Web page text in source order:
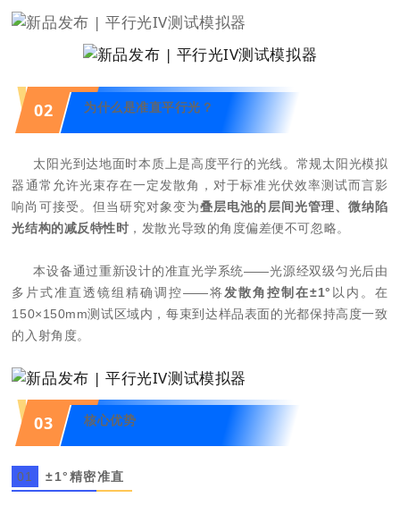
02 为什么是准直平行光？
太阳光到达地面时本质上是高度平行的光线。常规太阳光模拟
器通常允许光束存在一定发散角，对于标准光伏效率测试而言影
响尚可接受。但当研究对象变为叠层电池的层间光管理、微纳陷
光结构的减反特性时 ，发散光导致的角度偏差便不可忽略。
本设备通过重新设计的准直光学系统——光源经双级匀光后由
多片式准直透镜组精确调控——将发散角控制在±1° 以内。在
150×150mm测试区域内，每束到达样品表面的光都保持高度一致
的入射角度。
03 核心优势
01 ±1°精密准直